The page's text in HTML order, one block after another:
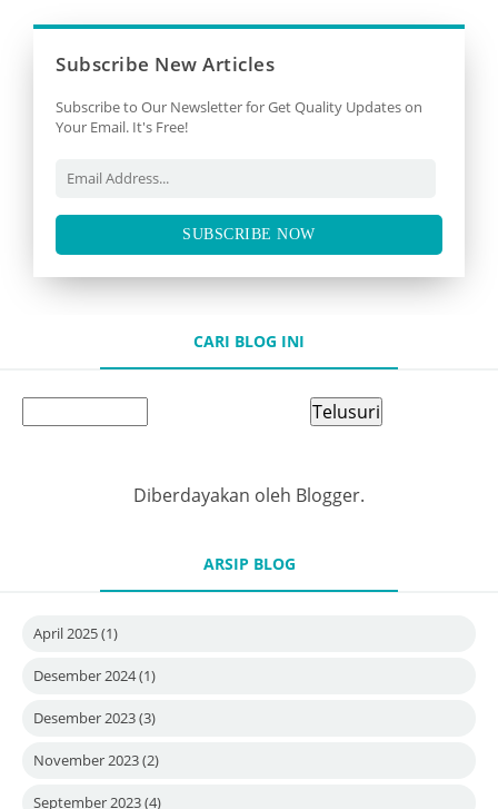
Subscribe New Articles
Subscribe to Our Newsletter for Get Quality Updates on
Your Email. It's Free!
SUBSCRIBE NOW
CARI BLOG INI
Diberdayakan oleh Blogger.
ARSIP BLOG
April 2025(1)
Desember 2024(1)
Desember 2023(3)
November 2023(2)
September 2023(4)